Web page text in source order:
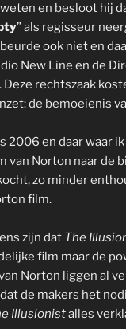
en besloot hij
” als regisseur
ook niet en
New Line en de
Deze rechtszaak
de bemoeienis
2006 en daar waar
van Norton naar de
zo minder
film.
zijn dat The
film maar de
Norton liggen al
de makers het
Illusionistalles